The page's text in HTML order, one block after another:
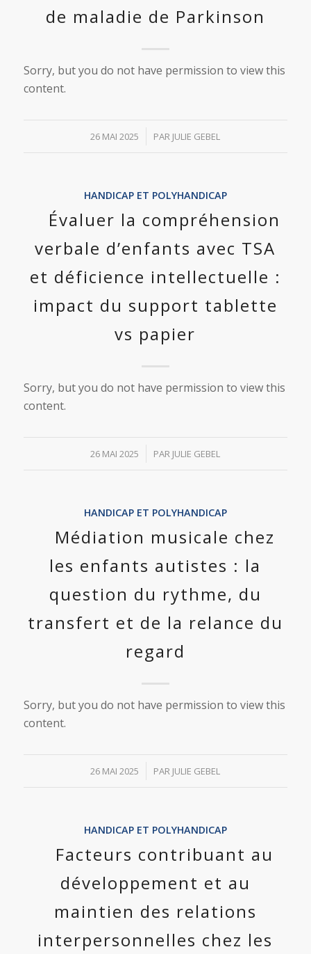
de maladie de Parkinson
Sorry, but you do not have permission to view this
content.
26 MAI 2025
/ PAR JULIE GEBEL
HANDICAP ET POLYHANDICAP
Évaluer la compréhension
verbale d’enfants avec TSA
et déficience intellectuelle :
impact du support tablette
vs papier
Sorry, but you do not have permission to view this
content.
26 MAI 2025
/ PAR JULIE GEBEL
HANDICAP ET POLYHANDICAP
Médiation musicale chez
les enfants autistes : la
question du rythme, du
transfert et de la relance du
regard
Sorry, but you do not have permission to view this
content.
26 MAI 2025
/ PAR JULIE GEBEL
HANDICAP ET POLYHANDICAP
Facteurs contribuant au
développement et au
maintien des relations
interpersonnelles chez les